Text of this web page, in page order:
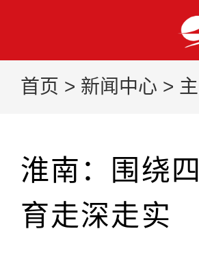
首页 > 新闻中心 >
淮南：围绕
育走深走实